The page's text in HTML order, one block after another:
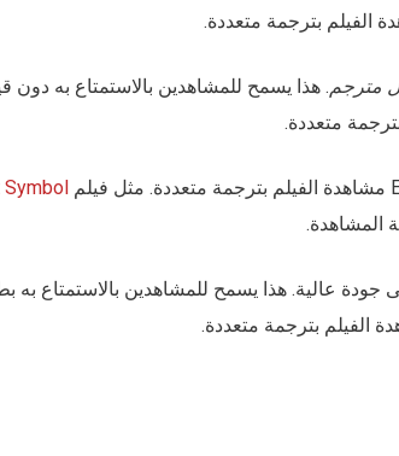
. هذا يسمح للمشاهدين بالاستمتاع به دون
المشاهدة.
جودة عالية. هذا يسمح للمشاهدين بالاستمتاع به